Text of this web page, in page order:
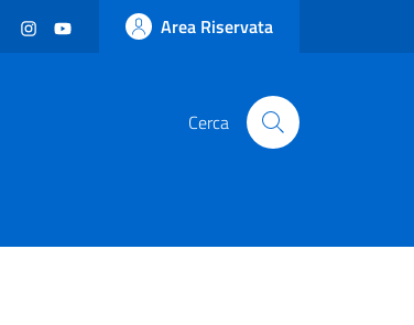
Facebook
(nuova scheda - new tab)
Instagram
(nuova scheda - new tab)
YouTube
(nuova scheda - new tab)
Area Riservata
Cerca